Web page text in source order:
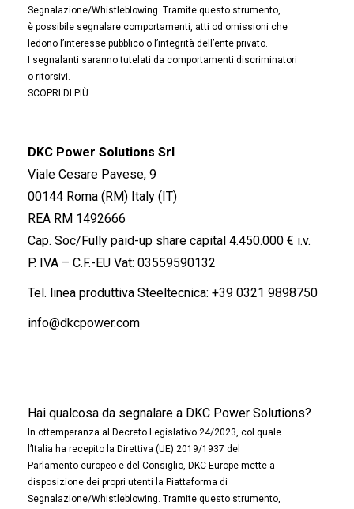
Segnalazione/Whistleblowing. Tramite questo strumento,
è possibile segnalare comportamenti, atti od omissioni che
ledono l’interesse pubblico o l’integrità dell’ente privato.
I segnalanti saranno tutelati da comportamenti discriminatori
o ritorsivi.
SCOPRI DI PIÙ
DKC Power Solutions Srl
Viale Cesare Pavese, 9
00144 Roma (RM) Italy (IT)
REA RM 1492666
Cap. Soc/Fully paid-up share capital 4.450.000 € i.v.
P. IVA – C.F.-EU Vat: 03559590132
Tel. linea produttiva Steeltecnica: +39 0321 9898750
info@dkcpower.com
Hai qualcosa da segnalare a DKC Power Solutions?
In ottemperanza al Decreto Legislativo 24/2023, col quale
l’Italia ha recepito la Direttiva (UE) 2019/1937 del
Parlamento europeo e del Consiglio, DKC Europe mette a
disposizione dei propri utenti la Piattaforma di
Segnalazione/Whistleblowing. Tramite questo strumento,